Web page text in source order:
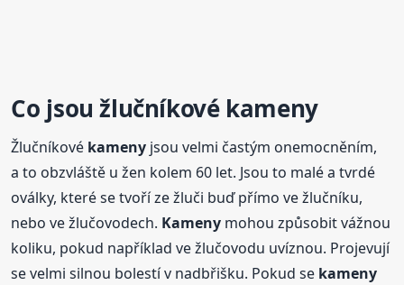
Co jsoužlučníkové kameny
Žlučníkové kameny jsou velmi častým onemocněním,
a to obzvláště u žen kolem 60 let. Jsou to malé a tvrdé
oválky, které se tvoří ze žluči buď přímo ve žlučníku,
nebo ve žlučovodech. Kameny mohou způsobit vážnou
koliku, pokud například ve žlučovodu uvíznou. Projevují
se velmi silnou bolestí v nadbřišku. Pokud se kameny